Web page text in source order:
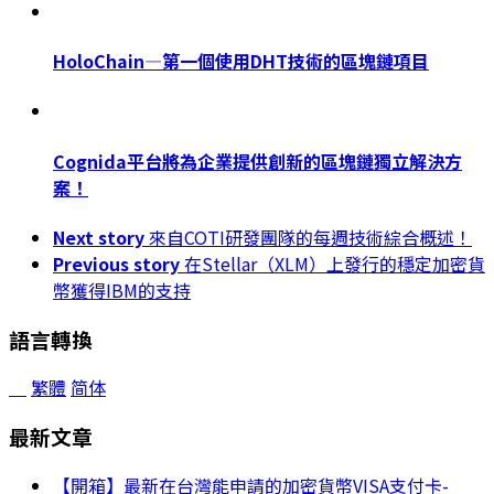
HoloChain—第一個使用DHT技術的區塊鏈項目
Cognida平台將為企業提供創新的區塊鏈獨立解決方
案！
Next story來自COTI研發團隊的每週技術綜合概述！
Previous story在Stellar（XLM）上發行的穩定加密貨
幣獲得IBM的支持
語言轉換
繁體 简体
最新文章
【開箱】最新在台灣能申請的加密貨幣VISA支付卡-